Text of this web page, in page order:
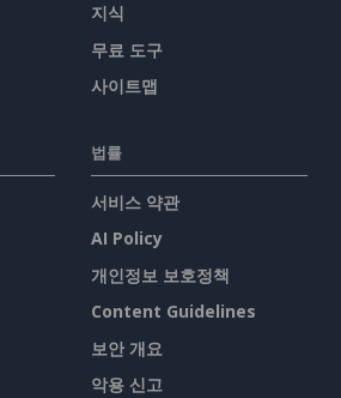
지식
무료 도구
사이트맵
법률
서비스 약관
AI Policy
개인정보 보호정책
Content Guidelines
보안 개요
악용 신고